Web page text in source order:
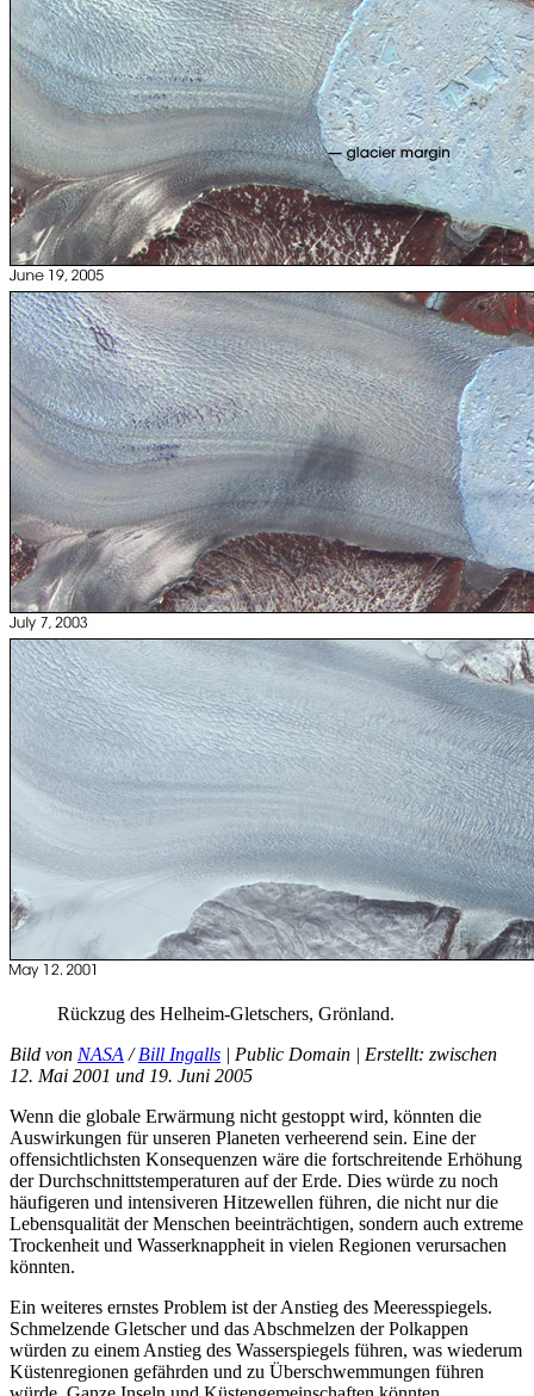
Rückzug des Helheim-Gletschers, Grönland.
Bild von NASA /Bill Ingalls | Public Domain | Erstellt: zwischen
12. Mai 2001 und 19. Juni 2005
Wenn die globale Erwärmung nicht gestoppt wird, könnten die
Auswirkungen fürunseren Planeten verheerend sein. Eine der
offensichtlichsten Konsequenzen wäre die fortschreitende Erhöhung
der Durchschnittstemperaturen auf der Erde. Dies würde zu noch
häufigeren und intensiveren Hitzewellen führen, die nicht nurdie
Lebensqualität derMenschen beeinträchtigen, sondern auch extreme
Trockenheit und Wasserknappheit in vielen Regionen verursachen
könnten.
Ein weiteres ernstes Problem ist der Anstieg des Meeresspiegels.
Schmelzende Gletscher und das Abschmelzen derPolkappen
würden zu einem Anstieg des Wasserspiegels führen, was wiederum
Küstenregionen gefährden und zu Überschwemmungen führen